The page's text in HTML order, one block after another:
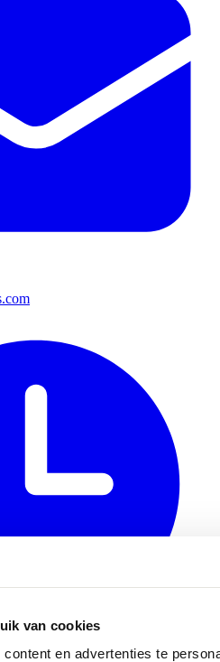
van cookies
en advertenties te